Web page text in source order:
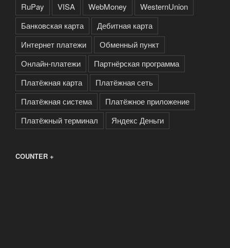
RuPay
VISA WebMoney
WesternUnion
Банковская карта
Дебитная карта
Интернет платежи
Обменный пункт
Онлайн-платежи
Партнёрская программа
Платёжная карта
Платёжная сеть
Платёжная система
Платёжное приложение
Платёжный терминал
Яндекс Деньги
COUNTER +